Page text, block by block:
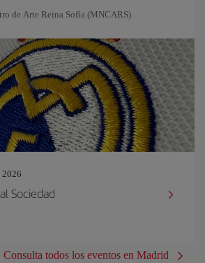
de Arte Reina Sofía (MNCARS)
2026
Sociedad
Consulta todos los eventos en Madrid